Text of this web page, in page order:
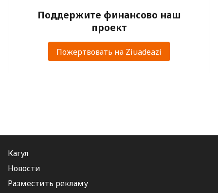
Поддержите финансово наш
проект
Пожертвовать на Ziuadeazi
Кагул
Новости
Разместить рекламу